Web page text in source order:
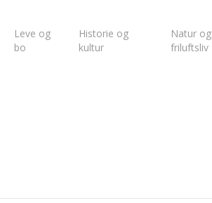
Leve og
bo
Historie og
kultur
Natur og
friluftsliv